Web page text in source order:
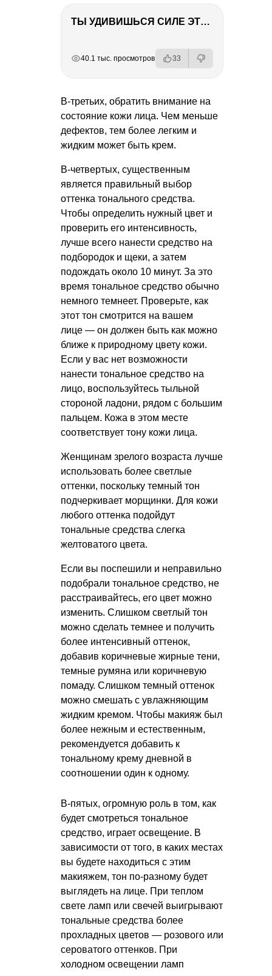
ТЫ УДИВИШЬСЯ СИЛЕ ЭТО ЧЕЛОВЕКА! Блог о нашей поездке в Вышний Волочек
40.1 тыс. просмотров 33
В-третьих, обратить внимание на
состояние кожи лица. Чем меньше
дефектов, тем более легким и
жидким может быть крем.
В-четвертых, существенным
является правильный выбор
оттенка тонального средства.
Чтобы определить нужный цвет и
проверить его интенсивность,
лучше всего нанести средство на
подбородок и щеки, а затем
подождать около 10 минут. За это
время тональное средство обычно
немного темнеет. Проверьте, как
этот тон смотрится на вашем
лице — он должен быть как можно
ближе к природному цвету кожи.
Если у вас нет возможности
нанести тональное средство на
лицо, воспользуйтесь тыльной
стороной ладони, рядом с большим
пальцем. Кожа в этом месте
соответствует тону кожи лица.
Женщинам зрелого возраста лучше
использовать более светлые
оттенки, поскольку темный тон
подчеркивает морщинки. Для кожи
любого оттенка подойдут
тональные средства слегка
желтоватого цвета.
Если вы поспешили и неправильно
подобрали тональное средство, не
расстраивайтесь, его цвет можно
изменить. Слишком светлый тон
можно сделать темнее и получить
более интенсивный оттенок,
добавив коричневые жирные тени,
темные румяна или коричневую
помаду. Слишком темный оттенок
можно смешать с увлажняющим
жидким кремом. Чтобы макияж был
более нежным и естественным,
рекомендуется добавить к
тональному крему дневной в
соотношении один к одному.
В-пятых, огромную роль в том, как
будет смотреться тональное
средство, играет освещение. В
зависимости от того, в каких местах
вы будете находиться с этим
макияжем, тон по-разному будет
выглядеть на лице. При теплом
свете ламп или свечей выигрывают
тональные средства более
прохладных цветов — розового или
сероватого оттенков. При
холодном освещении ламп